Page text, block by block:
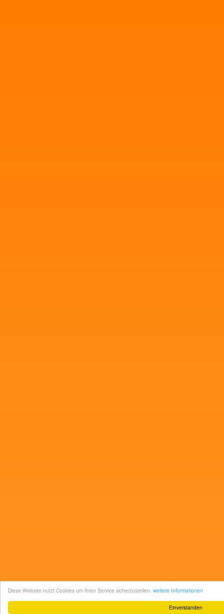
Einverstanden
Diese Website nutzt Cookies um ihren Service sicherzustellen. weitere Informationen